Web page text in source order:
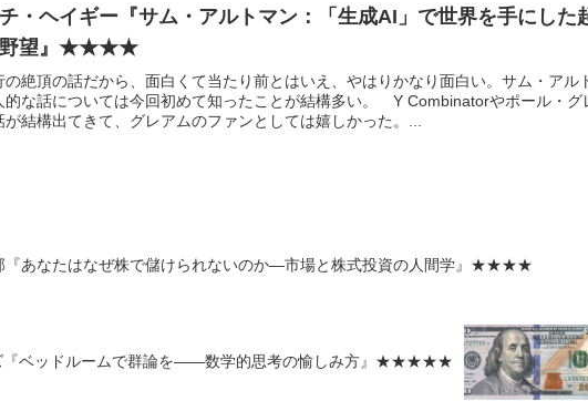
・ヘイギー『サム・アルトマン：「生成AI」で世界を手にした
野望』★★★★
の絶頂の話だから、面白くて当たり前とはいえ、やはりかなり面白い。サム・アル
的な話については今回初めて知ったことが結構多い。 Y Combinatorやポール・グ
が結構出てきて、グレアムのファンとしては嬉しかった。...
『あなたはなぜ株で儲けられないのか―市場と株式投資の人間学』★★★★
『ベッドルームで群論を――数学的思考の愉しみ方』★★★★★